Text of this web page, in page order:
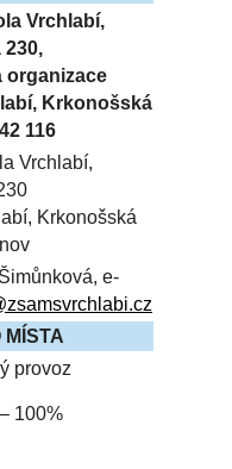
Vrchlabí,
230,
organizace
Krkonošská
116
Vrchlabí,
Krkonošská
e-
zsamsvrchlabi.cz
provoz
100%